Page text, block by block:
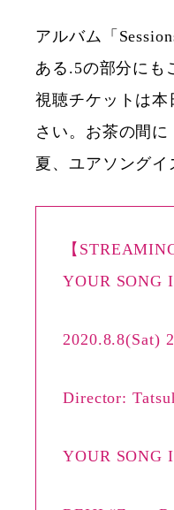
アルバム「
ある.5の部分にも
視聴チケットは
さい。お茶の間
夏、ユアソング
【
YOUR SONG
2020.8.8(Sat)
Director:
YOUR SONG